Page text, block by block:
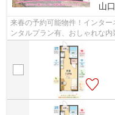
山
来春の予約可能物件！インタ
ンタルプラン有、おしゃれな